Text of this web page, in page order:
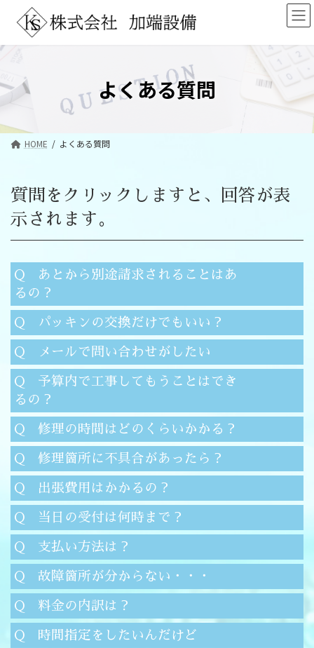
ン
ス
プ
ー
ン
動
よくある質問
HOME よくある質問
質問をクリックしますと、回答が表
示されます。
Q あとから別途請求されることはあ
るの？
Q パッキンの交換だけでもいい？
Q メールで問い合わせがしたい
Q 予算内で工事してもうことはでき
るの？
Q 修理の時間はどのくらいかかる？
Q 修理箇所に不具合があったら？
Q 出張費用はかかるの？
Q 当日の受付は何時まで？
Q 支払い方法は？
Q 故障箇所が分からない・・・
Q 料金の内訳は？
Q 時間指定をしたいんだけど